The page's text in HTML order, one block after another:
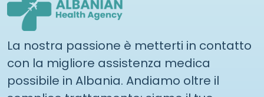
La nostra passione è metterti in contatto
con la migliore assistenza medica
possibile in Albania. Andiamo oltre il